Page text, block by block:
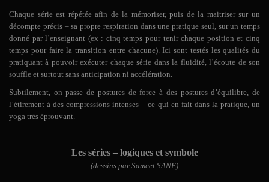
Chaque série est répétée afin de la mémoriser, puis de la maitriser sur un
décompte précis – sa propre respiration dans une pratique seul, sur un temps
donné par l’enseignant (ex : cinq temps pour tenir chaque position et cinq
temps pour faire la transition entre chacune). Ici sont testés les qualités du
pratiquant à pouvoir exécuter chaque série dans la fluidité, l’écoute de son
souffle et surtout sans anticipation ni accélération.
Subtilement, on passe de postures de force à des postures d’équilibre, de
l’étirement à des compressions intenses – ce qui en fait dans la pratique, un
yoga très éprouvant.
Les séries – logiques et symbole
(dessins par Sameet SANE)